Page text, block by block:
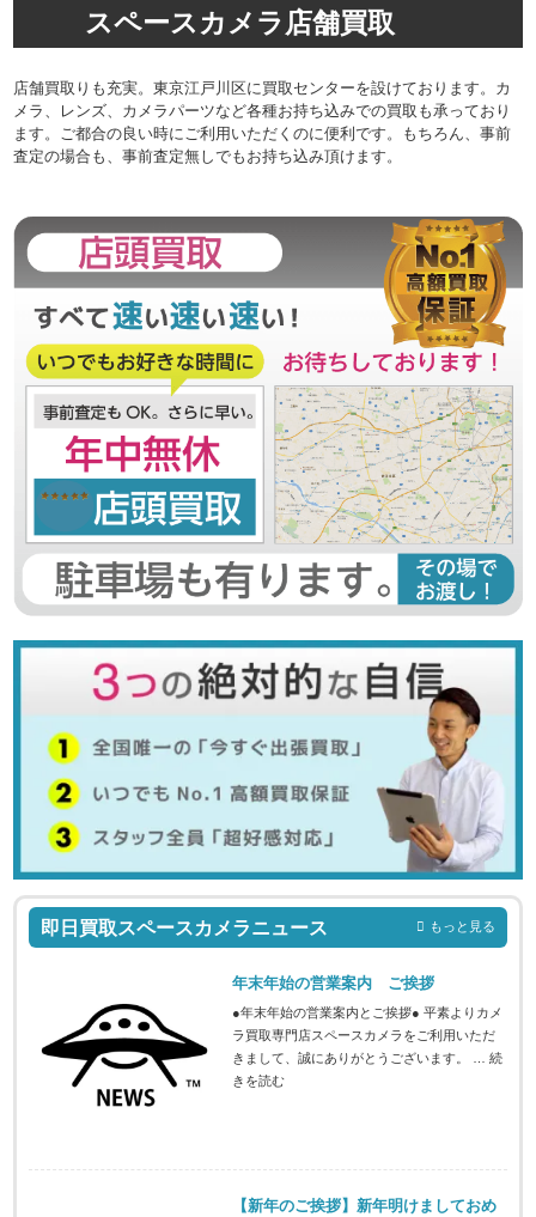
スペースカメラ店舗買取
店舗買取りも充実。東京江戸川区に買取センターを設けております。カ
メラ、レンズ、カメラパーツなど各種お持ち込みでの買取も承っており
ます。ご都合の良い時にご利用いただくのに便利です。もちろん、事前
査定の場合も、事前査定無しでもお持ち込み頂けます。
即日買取スペースカメラニュース もっと見る
年末年始の営業案内 ご挨拶
●年末年始の営業案内とご挨拶● 平素よりカメ
ラ買取専門店スペースカメラをご利用いただ
きまして、誠にありがとうございます。 …続
きを読む
【新年のご挨拶】新年明けましておめ